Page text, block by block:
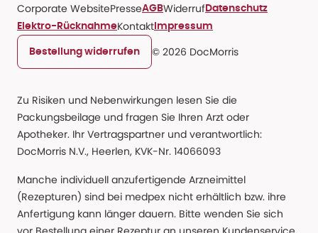
Corporate WebsitePresseAGBWiderruf Datenschutz
Elektro-RücknahmeKontakt Impressum
Bestellung widerrufen © 2026 DocMorris
Zu Risiken und Nebenwirkungen lesen Sie die
Packungsbeilage und fragen Sie Ihren Arzt oder
Apotheker. Ihr Vertragspartner und verantwortlich:
DocMorris N.V., Heerlen, KVK-Nr. 14066093
Manche individuell anzufertigende Arzneimittel
(Rezepturen) sind bei medpex nicht erhältlich bzw. ihre
Anfertigung kann länger dauern. Bitte wenden Sie sich